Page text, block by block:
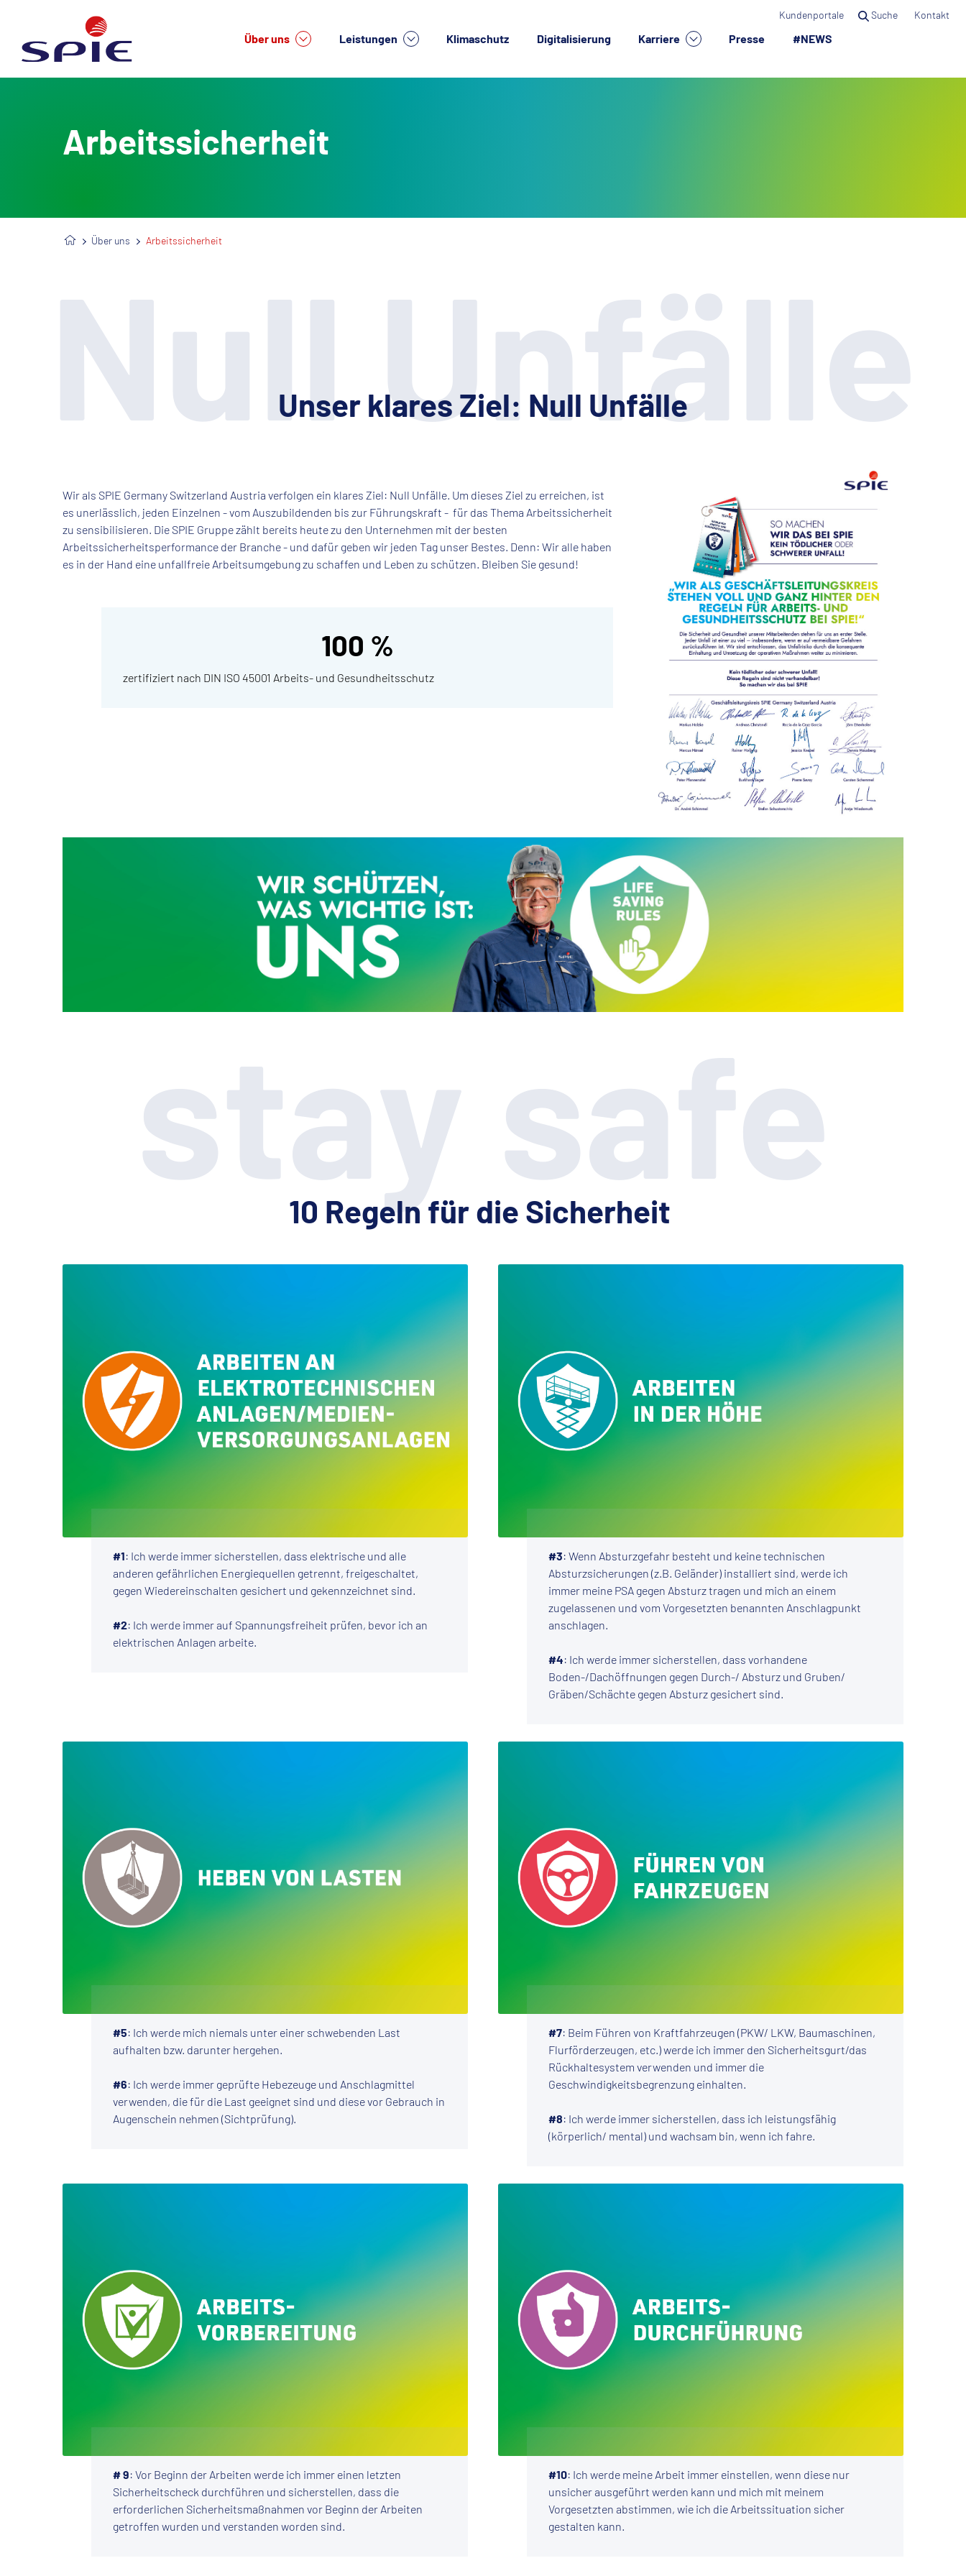
Über uns Leistungen Klimaschutz Digitalisierung Karriere Presse #NEWS
Kundenportale Suche Kontakt
Arbeitssicherheit
Über uns Arbeitssicherheit
Null Unfälle
Unser klares Ziel: Null Unfälle
Wir als SPIE Germany Switzerland Austria verfolgen ein klares Ziel: Null Unfälle. Um dieses Ziel zu erreichen, ist
es unerlässlich, jeden Einzelnen - vom Auszubildenden bis zur Führungskraft - für das Thema Arbeitssicherheit
zu sensibilisieren. Die SPIE Gruppe zählt bereits heute zu den Unternehmen mit der besten
Arbeitssicherheitsperformance der Branche - und dafür geben wir jeden Tag unser Bestes. Denn: Wir alle haben
es in der Hand eine unfallfreie Arbeitsumgebung zu schaffen und Leben zu schützen. Bleiben Sie gesund!
100 %
zertifiziert nach DIN ISO 45001 Arbeits- und Gesundheitsschutz
stay safe
10 Regeln für die Sicherheit
#1: Ich werde immer sicherstellen, dass elektrische und alle
anderen gefährlichen Energiequellen getrennt, freigeschaltet,
gegen Wiedereinschalten gesichert und gekennzeichnet sind.
#2: Ich werde immer auf Spannungsfreiheit prüfen, bevor ich an
elektrischen Anlagen arbeite.
#3: Wenn Absturzgefahr besteht und keine technischen
Absturzsicherungen (z.B. Geländer) installiert sind, werde ich
immer meine PSA gegen Absturz tragen und mich an einem
zugelassenen und vom Vorgesetzten benannten Anschlagpunkt
anschlagen.
#4: Ich werde immer sicherstellen, dass vorhandene
Boden-/Dachöffnungen gegen Durch-/ Absturz und Gruben/
Gräben/Schächte gegen Absturz gesichert sind.
#5: Ich werde mich niemals unter einer schwebenden Last
aufhalten bzw. darunter hergehen.
#6: Ich werde immer geprüfte Hebezeuge und Anschlagmittel
verwenden, die für die Last geeignet sind und diese vor Gebrauch in
Augenschein nehmen (Sichtprüfung).
#7: Beim Führen von Kraftfahrzeugen (PKW/ LKW, Baumaschinen,
Flurförderzeugen, etc.) werde ich immer den Sicherheitsgurt/das
Rückhaltesystem verwenden und immer die
Geschwindigkeitsbegrenzung einhalten.
#8: Ich werde immer sicherstellen, dass ich leistungsfähig
(körperlich/ mental) und wachsam bin, wenn ich fahre.
# 9: Vor Beginn der Arbeiten werde ich immer einen letzten
Sicherheitscheck durchführen und sicherstellen, dass die
erforderlichen Sicherheitsmaßnahmen vor Beginn der Arbeiten
getroffen wurden und verstanden worden sind.
#10: Ich werde meine Arbeit immer einstellen, wenn diese nur
unsicher ausgeführt werden kann und mich mit meinem
Vorgesetzten abstimmen, wie ich die Arbeitssituation sicher
gestalten kann.